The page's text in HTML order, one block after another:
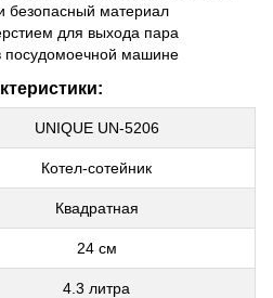
безопасный материал
для выхода пара
машине
UNIQUE UN-5206
Котел-сотейник
Квадратная
24 см
4.3 литра